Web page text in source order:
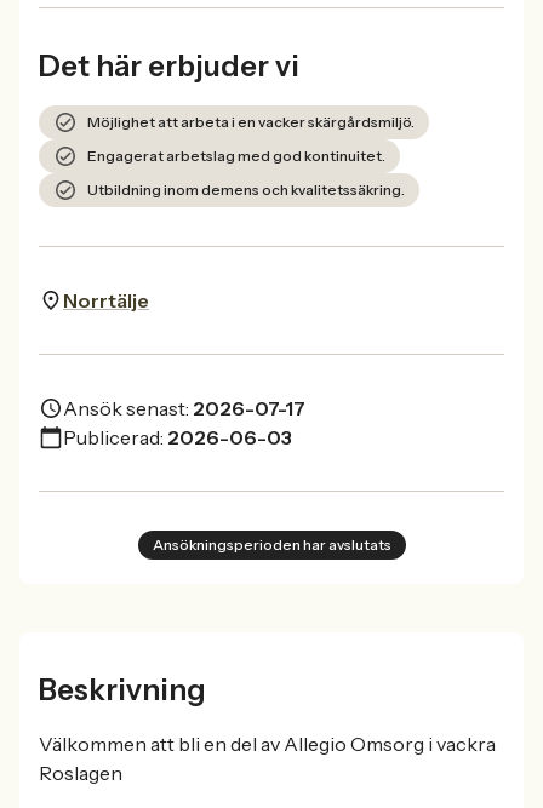
Det här erbjuder vi
Möjlighet att arbeta i en vacker skärgårdsmiljö.
Engagerat arbetslag med god kontinuitet.
Utbildning inom demens och kvalitetssäkring.
Norrtälje
Ansök senast: 2026-07-17
Publicerad: 2026-06-03
Ansökningsperioden har avslutats
Beskrivning
Välkommen att bli en del av Allegio Omsorg i vackra
Roslagen